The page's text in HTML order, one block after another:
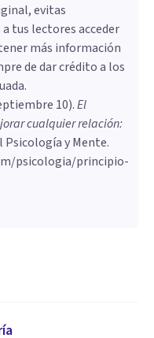
evitas
tus lectores acceder
más información
de dar crédito a los
10).El
cualquier relación:
y Mente.
psicologia/principio-